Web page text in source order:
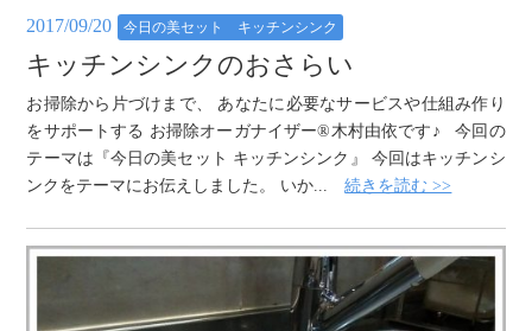
2017/09/20 今日の美セット キッチンシンク
キッチンシンクのおさらい
お掃除から片づけまで、 あなたに必要なサービスや仕組み作り
をサポートする お掃除オーガナイザー®木村由依です♪ 今回の
テーマは『今日の美セット キッチンシンク』 今回はキッチンシ
ンクをテーマにお伝えしました。 いか...続きを読む >>